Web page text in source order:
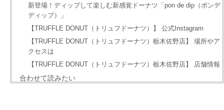
新登場！ディップして楽しむ新感覚ドーナツ「pon de dip（ポンデ
ディップ）」
【TRUFFLE DONUT（トリュフドーナツ）】 公式Instagram
【TRUFFLE DONUT（トリュフドーナツ）栃木佐野店】 場所やア
クセスは
【TRUFFLE DONUT（トリュフドーナツ）栃木佐野店】 店舗情報
合わせて読みたい